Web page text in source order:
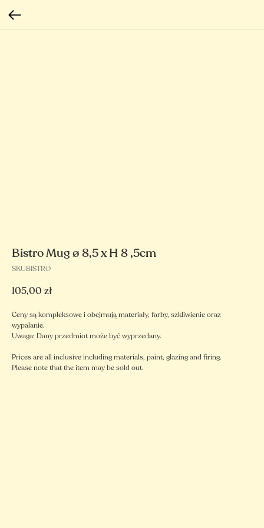
Bistro Mug ø 8,5 x H 8 ,5cm
SKUBISTRO
105,00 zł
Ceny są kompleksowe i obejmują materiały, farby, szkliwienie oraz
wypalanie.
Uwaga: Dany przedmiot może być wyprzedany.
Prices are all inclusive including materials, paint, glazing and firing.
Please note that the item may be sold out.